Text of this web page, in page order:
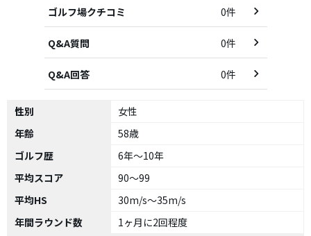
ゴルフ場クチコミ 0件
Q&A質問 0件
Q&A回答 0件
性別
女性
年齢
58歳
ゴルフ歴
6年～10年
平均スコア
90～99
平均HS
30m/s～35m/s
年間ラウンド数
1ヶ月に2回程度